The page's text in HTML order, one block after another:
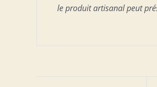
le produit artisanal peut